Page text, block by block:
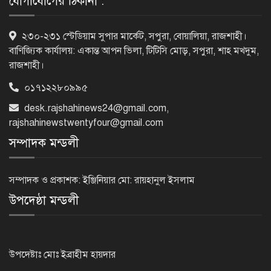
৫৪ রানে অলআউট হয়ে ইনিংস ব্যবধানে
হারল বাংলাদেশ
মন্তব্য থেকে ইউ-টার্ন কঙ্গনা রনৌতের
জেনে নিন মুক্তির উপায়
২৩০-২৩১ স্টেডিয়াম সুপার মার্কেট, সপুরা, বোয়ালিয়া, রাজশাহী।
বাণিজ্যিক কার্যালয়: একান্ত আপন ভিলা, টিটিসি মোড়, সপুরা, শাহ মখদুম,
রাজশাহী।
০১৭১২২৮০৯৯৫
desk.rajshahinews24@gmail.com,
rajshahinewstwentyfour@gmail.com
সম্পাদক মন্ডলী
সম্পাদক ও প্রকাশক: ইঞ্জিনিয়ার মো: রায়হানুল ইসলাম
উপদেষ্ঠা মন্ডলী
উপদেষ্টাঃ মোঃ ইব্রাহীম হায়দার